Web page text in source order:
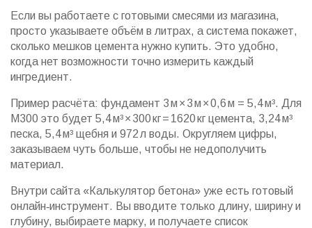
Если вы работаете с готовыми смесями из магазина,
просто указываете объём в литрах, а система покажет,
сколько мешков цемента нужно купить. Это удобно,
когда нет возможности точно измерить каждый
ингредиент.
Пример расчёта: фундамент 3 м × 3 м × 0,6 м = 5,4 м³. Для
М300 это будет 5,4 м³ × 300 кг = 1620 кг цемента, 3,24 м³
песка, 5,4 м³ щебня и 972 л воды. Округляем цифры,
заказываем чуть больше, чтобы не недополучить
материал.
Внутри сайта «Калькулятор бетона» уже есть готовый
онлайн‑инструмент. Вы вводите только длину, ширину и
глубину, выбираете марку, и получаете список